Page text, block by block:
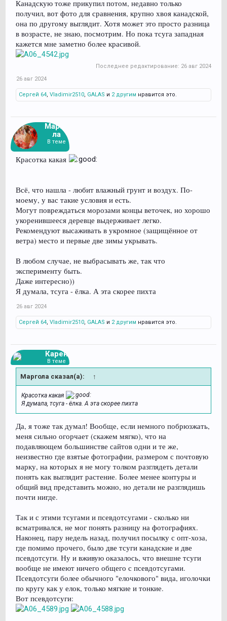
Канадскую тоже прикупил потом, недавно только
получил, вот фото для сравнения, крупно хвоя канадской,
она по другому выглядит. Хотя может это просто разница
в возрасте, не знаю, посмотрим. Но пока тсуга западная
кажется мне заметно более красивой.
Последнее редактирование: 26 авг 2024
26 авг 2024
Сергей 64, Vladimir2510, GALAS и 2 другим нравится это.
Марго
ла
В теме
Красотка какая
Всё, что нашла - любит влажный грунт и воздух. По-
моему, у вас такие условия и есть.
Могут повреждаться морозами концы веточек, но хорошо
укоренившееся деревце выдерживает легко.
Рекомендуют высаживать в укромное (защищённое от
ветра) место и первые две зимы укрывать.
В любом случае, не выбрасывать же, так что
эксперименту быть.
Даже интересно))
Я думала, тсуга - ёлка. А эта скорее пихта
26 авг 2024
Сергей 64, Vladimir2510, GALAS и 2 другим нравится это.
Карен
В теме
Маргола сказал(а): ↑
Красотка какая
Я думала, тсуга - ёлка. А эта скорее пихта
Да, я тоже так думал! Вообще, если немного побрюзжать,
меня сильно огорчает (скажем мягко), что на
подавляющем большинстве сайтов одни и те же,
неизвестно где взятые фотографии, размером с почтовую
марку, на которых я не могу толком разглядеть детали
понять как выглядит растение. Более менее контуры и
общий вид представить можно, но детали не разглядишь
почти нигде.
Так и с этими тсугами и псевдотсугами - сколько ни
всматривался, не мог понять разницу на фотографиях.
Наконец, пару недель назад, получил посылку с опт-хоза,
где помимо прочего, было две тсуги канадские и две
псевдотсуги. Ну и вживую оказалось, что внешне тсуги
вообще не имеют ничего общего с псевдотсугами.
Псевдотсуги более обычного "елочкового" вида, иголочки
по кругу как у елок, только мягкие и тонкие.
Вот псевдотсуги: